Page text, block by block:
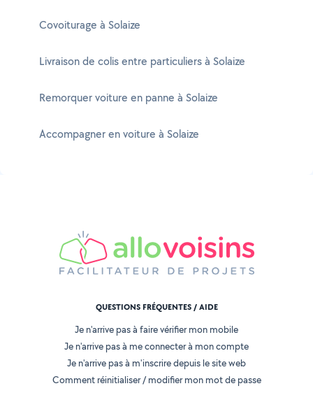
Covoiturage à Solaize
Livraison de colis entre particuliers à Solaize
Remorquer voiture en panne à Solaize
Accompagner en voiture à Solaize
QUESTIONS FRÉQUENTES / AIDE
Je n'arrive pas à faire vérifier mon mobile
Je n'arrive pas à me connecter à mon compte
Je n'arrive pas à m'inscrire depuis le site web
Comment réinitialiser / modifier mon mot de passe